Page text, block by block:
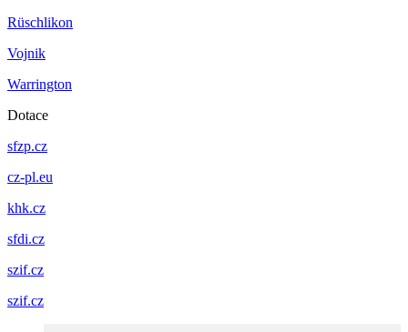
Rüschlikon
Vojnik
Warrington
Dotace
sfzp.cz
cz-pl.eu
khk.cz
sfdi.cz
szif.cz
szif.cz